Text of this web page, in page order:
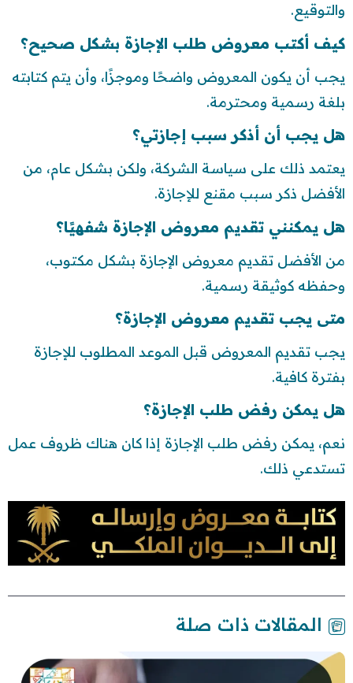
والتوقيع.
كيف أكتب معروض طلب الإجازة بشكل صحيح؟
يجب أن يكون المعروض واضحًا وموجزًا، وأن يتم كتابته
بلغة رسمية ومحترمة.
هل يجب أن أذكر سبب إجازتي؟
يعتمد ذلك على سياسة الشركة، ولكن بشكل عام، من
الأفضل ذكر سبب مقنع للإجازة.
هل يمكنني تقديم معروض الإجازة شفهيًا؟
من الأفضل تقديم معروض الإجازة بشكل مكتوب،
وحفظه كوثيقة رسمية.
متى يجب تقديم معروض الإجازة؟
يجب تقديم المعروض قبل الموعد المطلوب للإجازة
بفترة كافية.
هل يمكن رفض طلب الإجازة؟
نعم، يمكن رفض طلب الإجازة إذا كان هناك ظروف عمل
تستدعي ذلك.
المقالات ذات صلة